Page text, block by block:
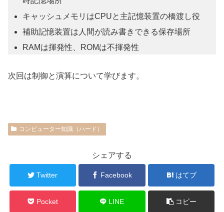
キャッシュメモリはCPUと主記憶装置の橋渡し役
補助記憶装置は人間が読み書きできる保存場所
RAMは揮発性、ROMは不揮発性
次回は制御と演算について学びます。
コンピューター知識（ハード）
シェアする
Twitter Facebook はてブ
Pocket LINE コピー